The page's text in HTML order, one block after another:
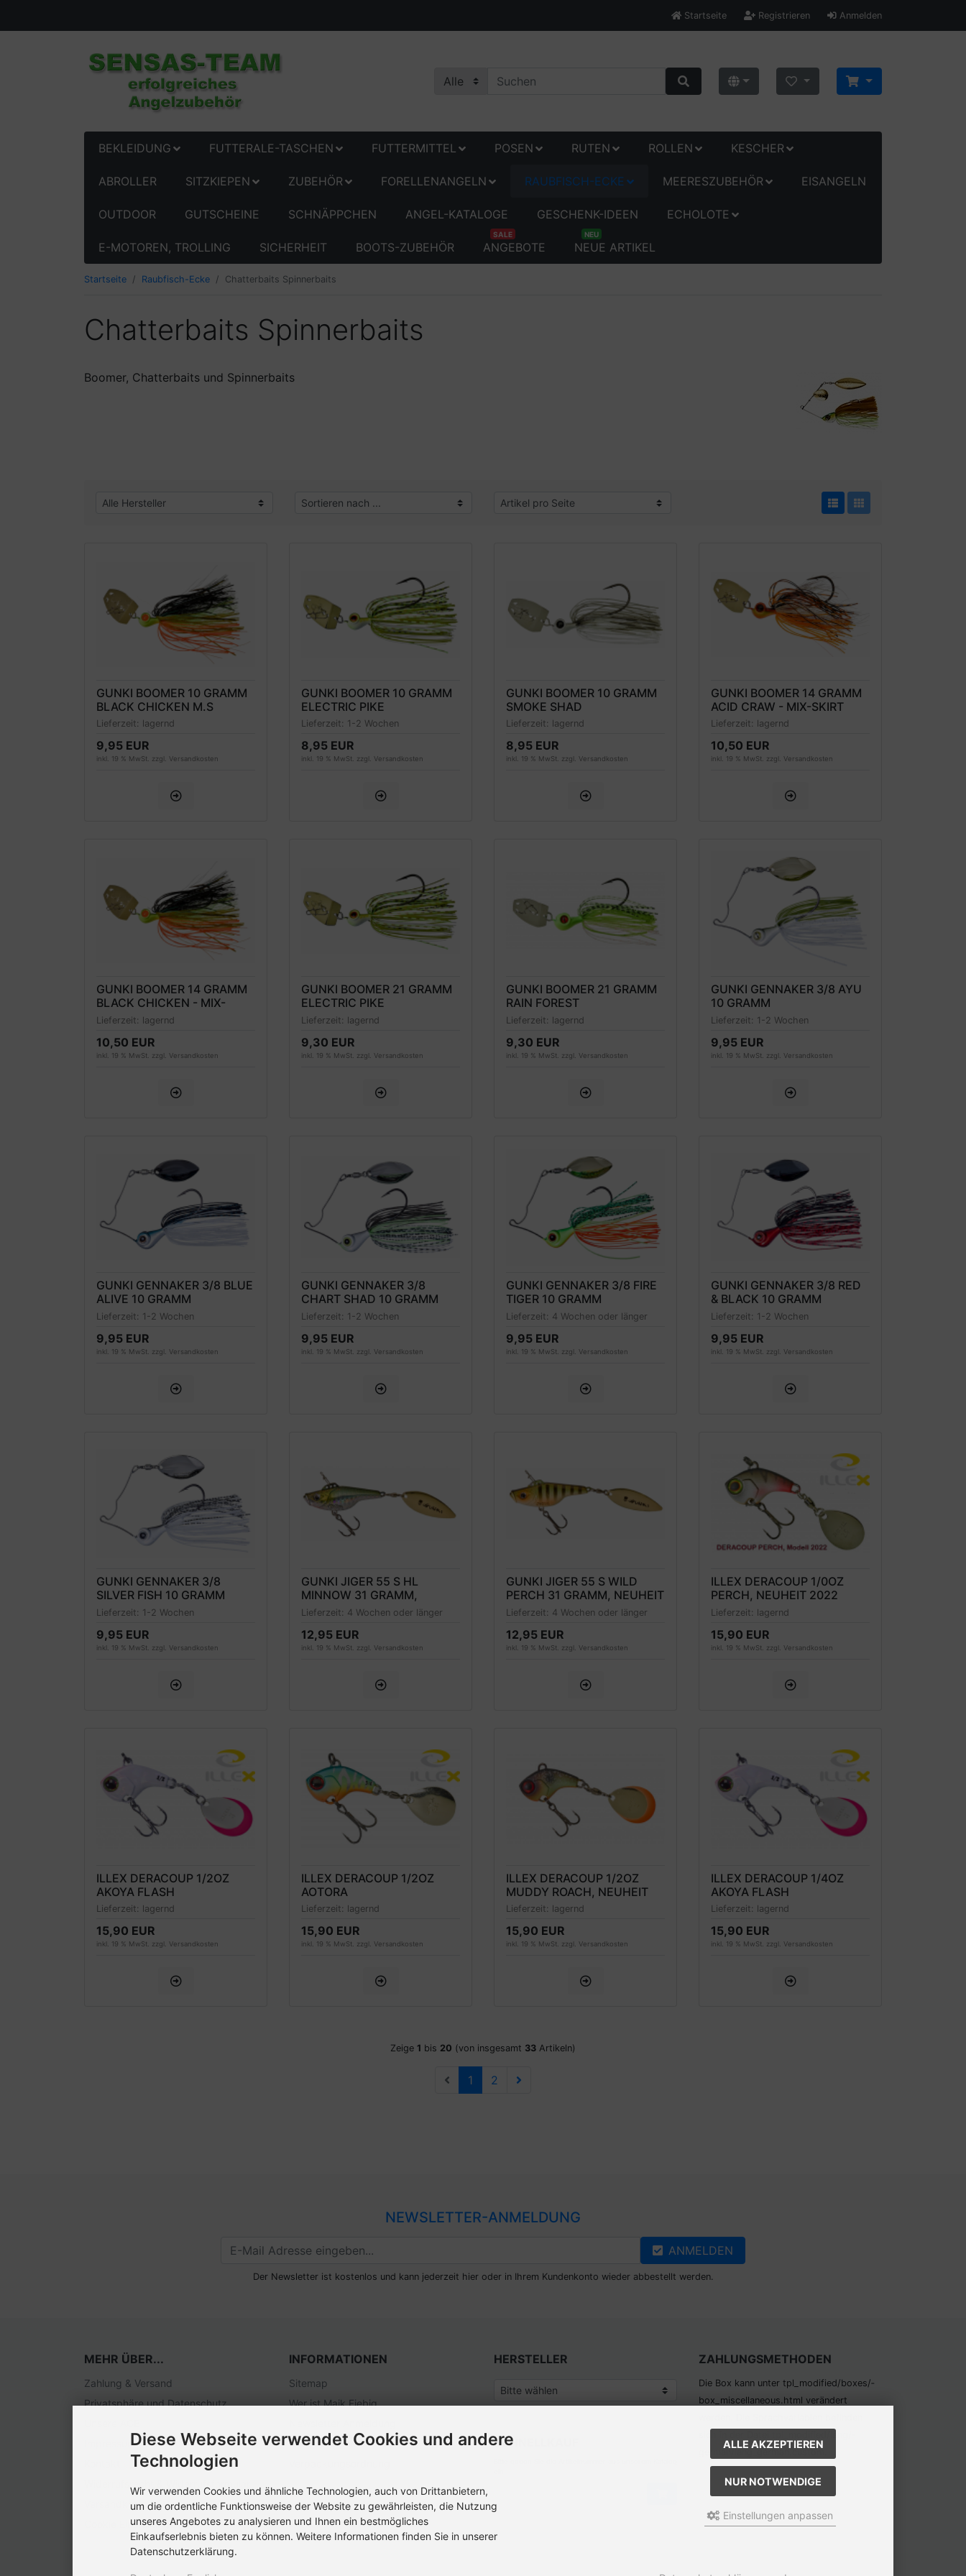
Startseite Registrieren Anmelden
BEKLEIDUNG FUTTERALE-TASCHEN FUTTERMITTEL POSEN RUTEN ROLLEN KESCHER
ABROLLER SITZKIEPEN ZUBEHÖR FORELLENANGELN RAUBFISCH-ECKE MEERESZUBEHÖR EISANGELN
OUTDOOR GUTSCHEINE SCHNÄPPCHEN ANGEL-KATALOGE GESCHENK-IDEEN ECHOLOTE
E-MOTOREN, TROLLING SICHERHEIT BOOTS-ZUBEHÖR ANGEBOTE
SALE
NEUE ARTIKEL
NEU
Startseite Raubfisch-Ecke Chatterbaits Spinnerbaits
Chatterbaits Spinnerbaits
Boomer, Chatterbaits und Spinnerbaits
GUNKI BOOMER 10 GRAMM
BLACK CHICKEN M.S
Lieferzeit: lagernd
9,95 EUR
inkl. 19 % MwSt. zzgl. Versandkosten
GUNKI BOOMER 10 GRAMM
ELECTRIC PIKE
Lieferzeit: 1-2 Wochen
8,95 EUR
inkl. 19 % MwSt. zzgl. Versandkosten
GUNKI BOOMER 10 GRAMM
SMOKE SHAD
Lieferzeit: lagernd
8,95 EUR
inkl. 19 % MwSt. zzgl. Versandkosten
GUNKI BOOMER 14 GRAMM
ACID CRAW - MIX-SKIRT
Lieferzeit: lagernd
10,50 EUR
inkl. 19 % MwSt. zzgl. Versandkosten
GUNKI BOOMER 14 GRAMM
BLACK CHICKEN - MIX-
SKIRT
Lieferzeit: lagernd
10,50 EUR
inkl. 19 % MwSt. zzgl. Versandkosten
GUNKI BOOMER 21 GRAMM
ELECTRIC PIKE
Lieferzeit: lagernd
9,30 EUR
inkl. 19 % MwSt. zzgl. Versandkosten
GUNKI BOOMER 21 GRAMM
RAIN FOREST
Lieferzeit: lagernd
9,30 EUR
inkl. 19 % MwSt. zzgl. Versandkosten
GUNKI GENNAKER 3/8 AYU
10 GRAMM
Lieferzeit: 1-2 Wochen
9,95 EUR
inkl. 19 % MwSt. zzgl. Versandkosten
GUNKI GENNAKER 3/8 BLUE
ALIVE 10 GRAMM
Lieferzeit: 1-2 Wochen
9,95 EUR
inkl. 19 % MwSt. zzgl. Versandkosten
GUNKI GENNAKER 3/8
CHART SHAD 10 GRAMM
Lieferzeit: 1-2 Wochen
9,95 EUR
inkl. 19 % MwSt. zzgl. Versandkosten
GUNKI GENNAKER 3/8 FIRE
TIGER 10 GRAMM
Lieferzeit: 4 Wochen oder länger
9,95 EUR
inkl. 19 % MwSt. zzgl. Versandkosten
GUNKI GENNAKER 3/8 RED
& BLACK 10 GRAMM
Lieferzeit: 1-2 Wochen
9,95 EUR
inkl. 19 % MwSt. zzgl. Versandkosten
GUNKI GENNAKER 3/8
SILVER FISH 10 GRAMM
Lieferzeit: 1-2 Wochen
9,95 EUR
inkl. 19 % MwSt. zzgl. Versandkosten
GUNKI JIGER 55 S HL
MINNOW 31 GRAMM,
NEUHEIT 2022
Lieferzeit: 4 Wochen oder länger
12,95 EUR
inkl. 19 % MwSt. zzgl. Versandkosten
GUNKI JIGER 55 S WILD
PERCH 31 GRAMM, NEUHEIT
2022
Lieferzeit: 4 Wochen oder länger
12,95 EUR
inkl. 19 % MwSt. zzgl. Versandkosten
ILLEX DERACOUP 1/0OZ
PERCH, NEUHEIT 2022
Lieferzeit: lagernd
15,90 EUR
inkl. 19 % MwSt. zzgl. Versandkosten
ILLEX DERACOUP 1/2OZ
AKOYA FLASH
Lieferzeit: lagernd
15,90 EUR
inkl. 19 % MwSt. zzgl. Versandkosten
ILLEX DERACOUP 1/2OZ
AOTORA
Lieferzeit: lagernd
15,90 EUR
inkl. 19 % MwSt. zzgl. Versandkosten
ILLEX DERACOUP 1/2OZ
MUDDY ROACH, NEUHEIT
2022
Lieferzeit: lagernd
15,90 EUR
inkl. 19 % MwSt. zzgl. Versandkosten
ILLEX DERACOUP 1/4OZ
AKOYA FLASH
Lieferzeit: lagernd
15,90 EUR
inkl. 19 % MwSt. zzgl. Versandkosten
Zeige 1 bis 20 (von insgesamt 33 Artikeln)
1 2
NEWSLETTER-ANMELDUNG
ANMELDEN
Der Newsletter ist kostenlos und kann jederzeit hier oder in Ihrem Kundenkonto wieder abbestellt werden.
MEHR ÜBER...
Zahlung & Versand
Privatsphäre und Datenschutz
Impressum
Versandkosten EU
Cookie Einstellungen
INFORMATIONEN
Sitemap
Wer ist Maik Fiebig
Stellenangebote
HERSTELLER
SCHNELLKAUF
ZAHLUNGSMETHODEN
Die Box kann unter tpl_modified/boxes/­
box_miscellaneous.html verändert
Diese Webseite verwendet Cookies und andere
Technologien
Wir verwenden Cookies und ähnliche Technologien, auch von Drittanbietern,
um die ordentliche Funktionsweise der Website zu gewährleisten, die Nutzung
unseres Angebotes zu analysieren und Ihnen ein bestmögliches
Einkaufserlebnis bieten zu können. Weitere Informationen finden Sie in unserer
Datenschutzerklärung.
ALLE AKZEPTIEREN
NUR NOTWENDIGE
Einstellungen anpassen